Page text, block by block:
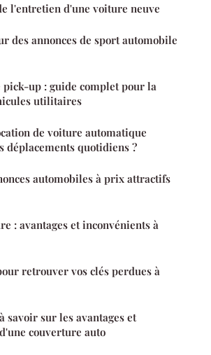
l'entretien d'une voiture neuve
des annonces de sport automobile
pick-up : guide complet pour la
utilitaires
de voiture automatique
déplacements quotidiens ?
automobiles à prix attractifs
: avantages et inconvénients à
retrouver vos clés perdues à
savoir sur les avantages et
couverture auto